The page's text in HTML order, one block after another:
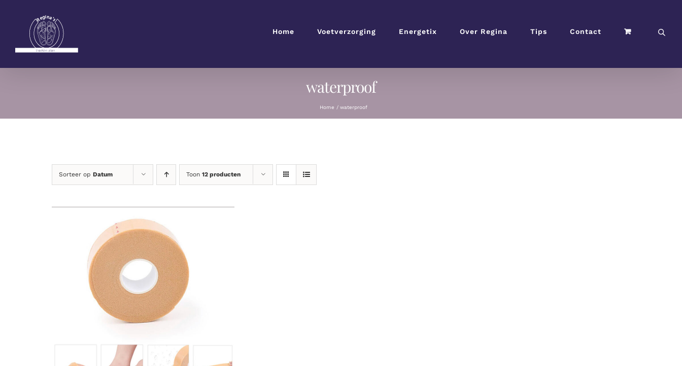
Home Voetverzorging Energetix Over Regina Tips Contact
waterproof
Home waterproof
Sorteer op Datum Toon 12 producten